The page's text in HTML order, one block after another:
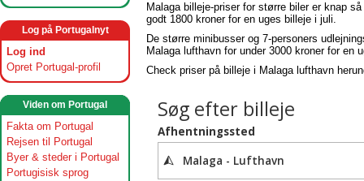
Log på Portugalnyt
Log ind
Opret Portugal-profil
Viden om Portugal
Fakta om Portugal
Rejsen til Portugal
Byer & steder i Portugal
Portugisisk sprog
Malaga billeje-priser for større biler er knap
godt 1800 kroner for en uges billeje i juli.
De større minibusser og 7-personers
Malaga lufthavn for under 3000 kroner for
Check priser på billeje i Malaga lufthavn